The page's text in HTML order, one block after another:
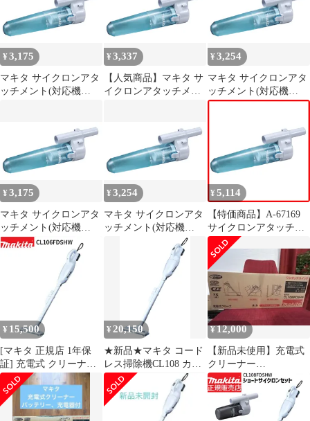
¥3,175
マキタ サイクロンアタ
ッチメント(対応機
¥3,337
【人気商品】マキタ サ
イクロンアタッチメン
10/14x/18x) A-67169
¥3,254
マキタ サイクロンアタ
ッチメント(対応機
種:CL108／107／106／
¥3,175
マキタ サイクロンアタ
ッチメント(対応機
種:CL108／107／106／
105／110／14x／18x)
¥3,254
マキタ サイクロンアタ
ッチメント(対応機
種:CL108／107／106／
105／110／14x／18x)
¥ 5,114
【特価商品】A-67169
サイクロンアタッチメ
ント(対応機
種:CL108/107/106/105/1
10/14x/18x) マキタ
¥ 15,500
[マキタ 正規店 1年保
証] 充電式 クリーナー
CL106FDSHW 10.8V
1.5Ah 掃除機 スティッ
ク型 カプセル式 トリガ
スイッチ makita 軽量 充
¥ 20,150
★新品★マキタ コード
レス掃除機CL108 カプ
セル式 標準25分稼働/充
電22分 軽量定番モデル
10.8Vバッテリ充電器付
CL108FDSHW 7f20ba7b
¥12,000
【新品未使用】充電式
クリーナー
CL108FDSHW ホワイト